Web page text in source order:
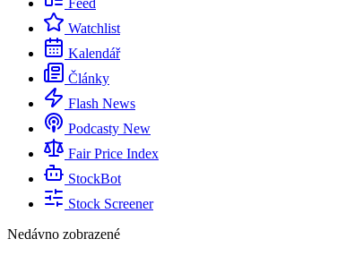
Feed
Watchlist
Kalendář
Články
Flash News
Podcasty New
Fair Price Index
StockBot
Stock Screener
Nedávno zobrazené